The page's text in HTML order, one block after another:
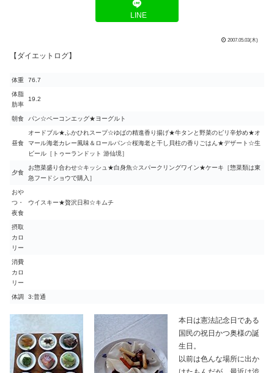
LINE
2007.05.03(木)
【ダイエットログ】
体重 76.7
体脂
肪率
19.2
朝食 パン☆ベーコンエッグ★ヨーグルト
昼食
オードブル★ふかひれスープ☆ゆばの精進香り揚げ★牛タンと野菜のピリ辛炒め★オ
マール海老カレー風味＆ロールパン☆桜海老と干し貝柱の香りごはん★デザート☆生
ビール［トゥーランドット 游仙境］
夕食
お惣菜盛り合わせ☆キッシュ★白身魚☆スパークリングワイン★ケーキ［惣菜類は東
急フードショウで購入］
おや
つ・
夜食
ウイスキー★贅沢日和☆キムチ
摂取
カロ
リー
消費
カロ
リー
体調 3:普通
本日は憲法記念日である
国民の祝日かつ奥様の誕
生日。
以前は色んな場所に出か